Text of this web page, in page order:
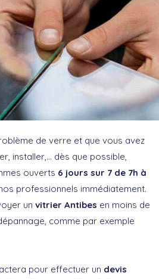
de verre et que vous avez
installer,… dès que possible,
ouverts 6 jours sur 7 de 7h à
professionnels immédiatement.
un vitrier Antibes en moins de
comme par exemple
pour effectuer un devis